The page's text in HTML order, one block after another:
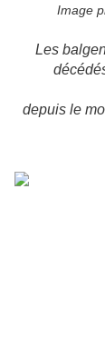
Image
Les
depuis le